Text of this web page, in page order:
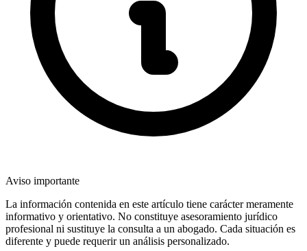
Aviso importante
La información contenida en este artículo tiene carácter meramente
informativo y orientativo. No constituye asesoramiento jurídico
profesional ni sustituye la consulta a un abogado. Cada situación es
diferente y puede requerir un análisis personalizado.